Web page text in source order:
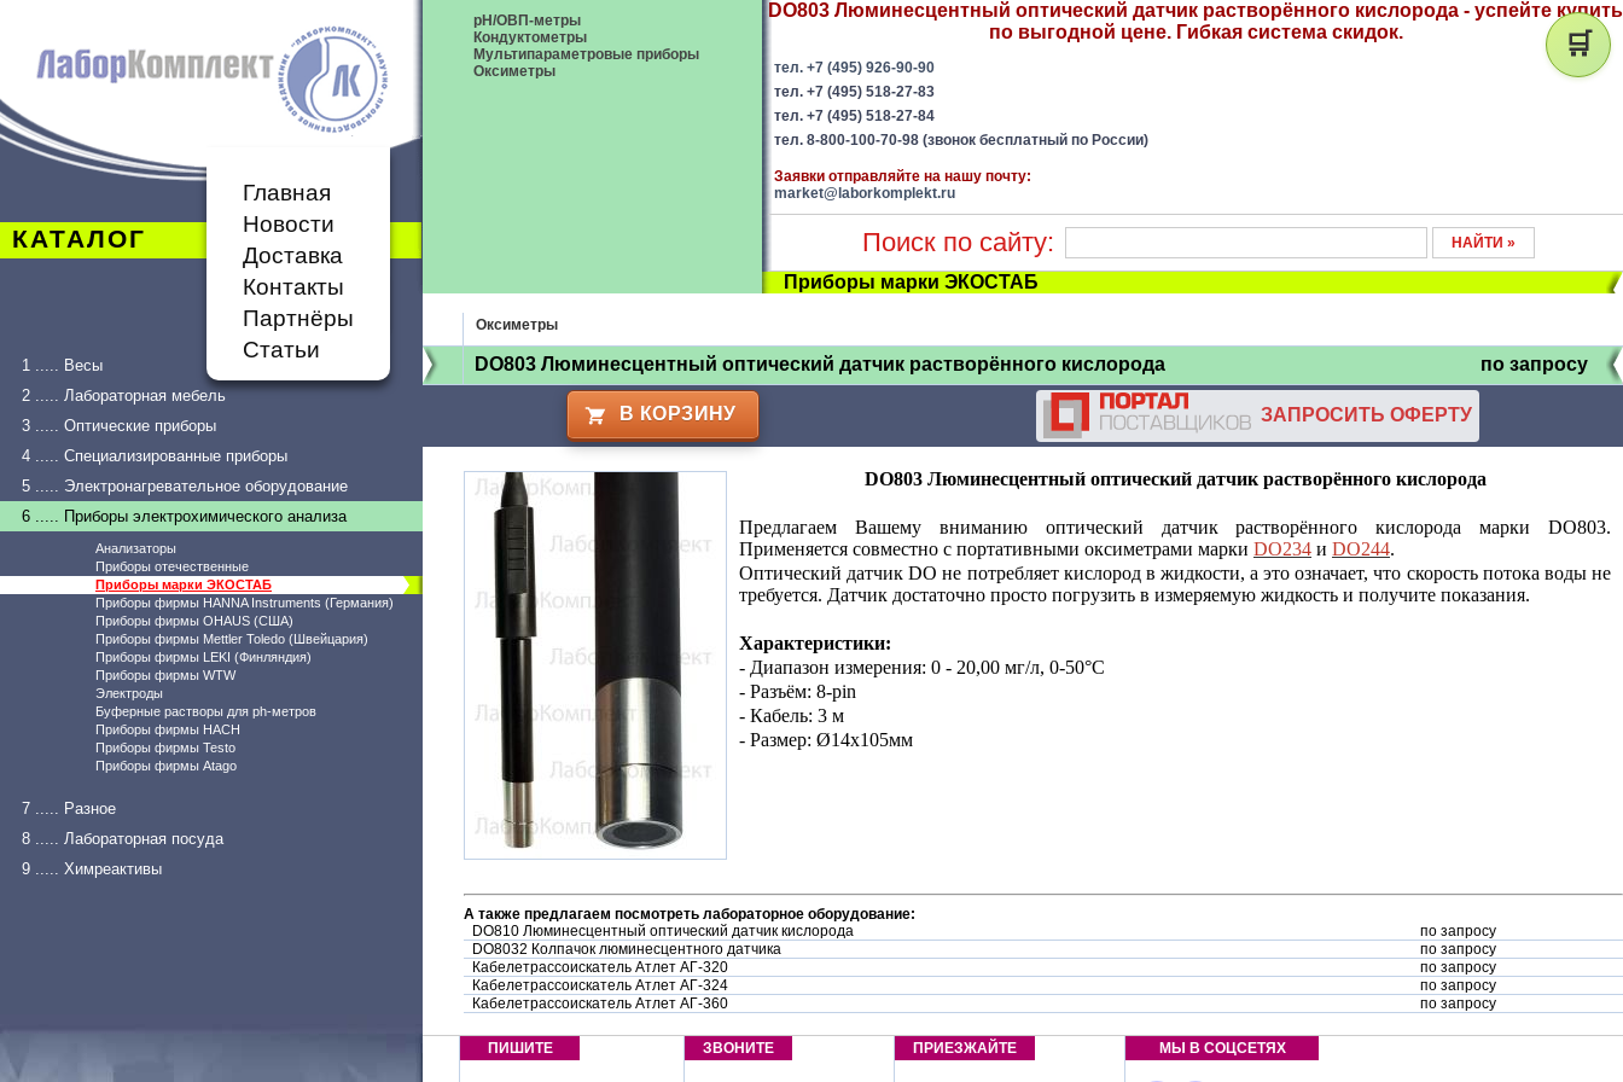
КАТАЛОГ
Главная
Новости
Доставка
Контакты
Партнёры
Статьи
1 ..... Весы
2 ..... Лабораторная мебель
3 ..... Оптические приборы
4 ..... Специализированные приборы
5 ..... Электронагревательное оборудование
6 ..... Приборы электрохимического анализа
Анализаторы
Приборы отечественные
Приборы марки ЭКОСТАБ
Приборы фирмы HANNA Instruments (Германия)
Приборы фирмы OHAUS (США)
Приборы фирмы Mettler Toledo (Швейцария)
Приборы фирмы LEKI (Финляндия)
Приборы фирмы WTW
Электроды
Буферные растворы для ph-метров
Приборы фирмы HACH
Приборы фирмы Testo
Приборы фирмы Atago
7 ..... Разное
8 ..... Лабораторная посуда
9 ..... Химреактивы
рН/ОВП-метры
Кондуктометры
Мультипараметровые приборы
Оксиметры
DO803 Люминесцентный оптический датчик растворённого кислорода - успейте купить
по выгодной цене. Гибкая система скидок.
тел. +7 (495) 926-90-90
тел. +7 (495) 518-27-83
тел. +7 (495) 518-27-84
тел. 8-800-100-70-98 (звонок бесплатный по России)
Заявки отправляйте на нашу почту:
market@laborkomplekt.ru
Поиск по сайту:
Приборы марки ЭКОСТАБ
Оксиметры
DO803 Люминесцентный оптический датчик растворённого кислорода по запросу
В КОРЗИНУ ЗАПРОСИТЬ ОФЕРТУ
DO803 Люминесцентный оптический датчик растворённого кислорода
Предлагаем Вашему вниманию оптический датчик растворённого кислорода марки DO803.
Применяется совместно с портативными оксиметрами марки DO234 и DO244.
Оптический датчик DO не потребляет кислород в жидкости, а это означает, что скорость потока воды не
требуется. Датчик достаточно просто погрузить в измеряемую жидкость и получите показания.
Характеристики:
- Диапазон измерения: 0 - 20,00 мг/л, 0-50°С
- Разъём: 8-pin
- Кабель: 3 м
- Размер: Ø14х105мм
А также предлагаем посмотреть лабораторное оборудование:
DO810 Люминесцентный оптический датчик кислорода
по запросу
DO8032 Колпачок люминесцентного датчика
по запросу
Кабелетрассоискатель Атлет АГ-320
по запросу
Кабелетрассоискатель Атлет АГ-324
по запросу
Кабелетрассоискатель Атлет АГ-360
по запросу
ПИШИТЕ ЗВОНИТЕ ПРИЕЗЖАЙТЕ МЫ В СОЦСЕТЯХ
🛒